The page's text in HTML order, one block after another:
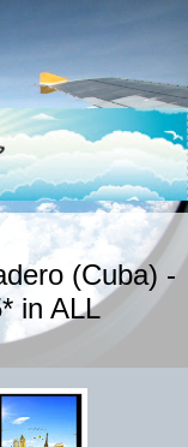
(Cuba) -
in ALL